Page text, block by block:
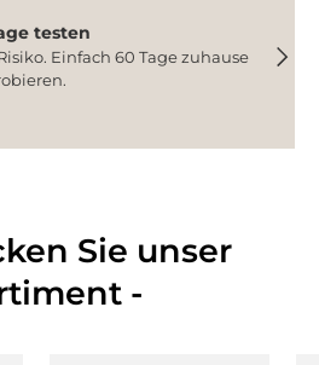
testen
Einfach 60 Tage zuhause
Sie unser
-